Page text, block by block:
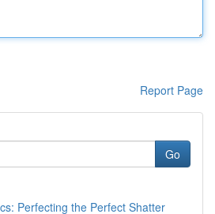
Report Page
Go
Perfecting the Perfect Shatter